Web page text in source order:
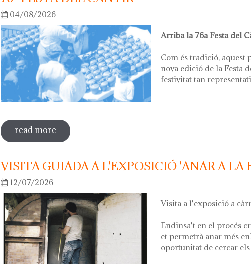
04/08/2026
Arriba la 76a Festa del
Com és tradició, aquest
nova edició de la Festa
festivitat tan
read more sobre 76ª festa del càntir
VISITA GUIADA A L'EXPOSICIÓ 'ANAR A LA
12/07/2026
Visita a l'exposició a
Endinsa't en el procés
et permetrà anar més
oportunitat de cercar